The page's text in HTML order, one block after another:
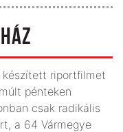
készített riportfilmet
pénteken
csak radikális
a 64 Vármegye